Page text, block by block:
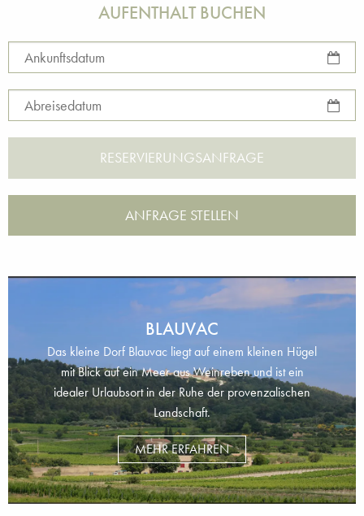
AUFENTHALT BUCHEN
Ankunftsdatum
Abreisedatum
ANFRAGE STELLEN
BLAUVAC
Das kleine Dorf Blauvac liegt auf einem kleinen Hügel
mit Blick auf ein Meer aus Weinreben und ist ein
idealer Urlaubsort in der Ruhe der provenzalischen
Landschaft.
MEHR ERFAHREN